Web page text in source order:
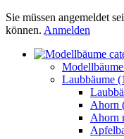
Sie müssen angemeldet
können. Anmelden
Laubbäume
Ahorn
Ahorn